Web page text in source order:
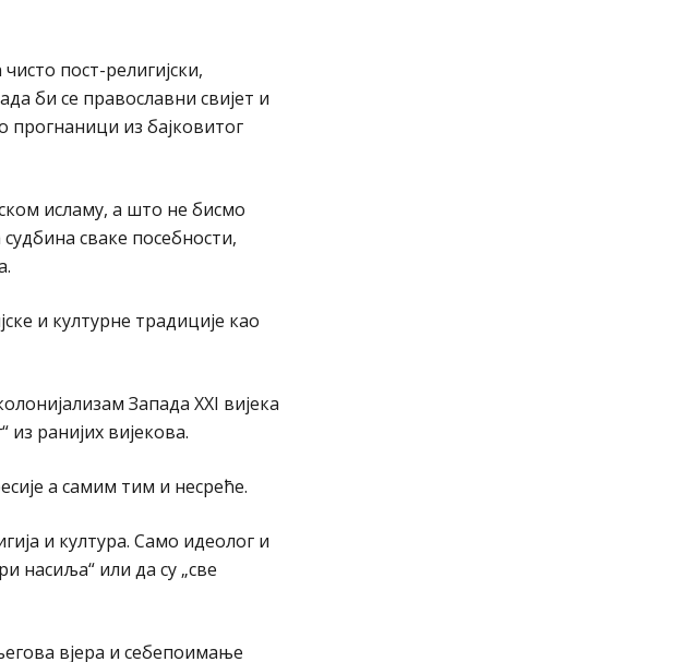
пост-религијски,
би се православни свијет и
из бајковитог
исламу, а што не бисмо
сваке посебности,
и културне традиције као
Запада XXI вијека
ранијих вијекова.
а самим тим и несреће.
и култура. Само идеолог и
насиља“ или да су „све
вјера и себепоимање